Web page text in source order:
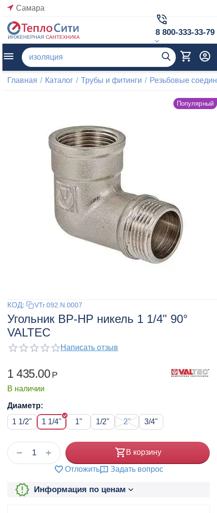
Самара
8 800-333-33-79
Главная / Каталог / Трубы и фитинги / Резьбовые
Популярный
КОД: VTr.092.N.0007
Угольник ВР-НР никель 1 1/4" 90°
VALTEC
Написать отзыв
1 435.00 Р
В наличии
Диаметр:
1 1/2"
1 1/4" 1" 1/2" 2" 3/4"
+
− В корзину
Отложить Задать вопрос
Информация по ценам